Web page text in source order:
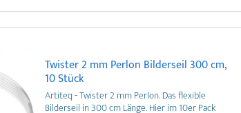
Twister 2 mm Perlon Bilderseil 300 cm,
10 Stück
Artiteq - Twister 2 mm Perlon. Das flexible
Bilderseil in 300 cm Länge. Hier im 10er Pack